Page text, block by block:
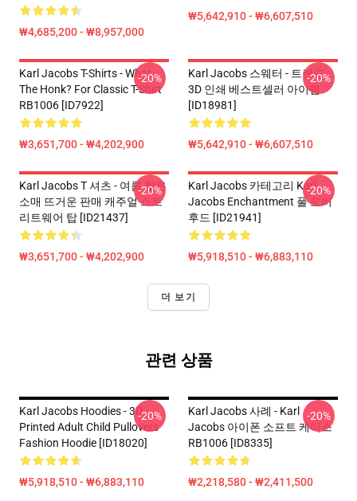
₩4,685,200 - ₩8,957,000
₩5,642,910 - ₩6,607,510
Karl Jacobs T-Shirts - What
The Honk? For Classic T-Shirt
RB1006 [ID7922]
₩3,651,700 - ₩4,202,900
-20%
Karl Jacobs 스웨터 - 트렌드
3D 인쇄 베스트셀러 아이템
[ID18981]
₩5,642,910 - ₩6,607,510
-20%
Karl Jacobs T 셔츠 - 여름 짧은
소매 뜨거운 판매 캐주얼 스트
리트웨어 탑 [ID21437]
₩3,651,700 - ₩4,202,900
-20%
Karl Jacobs 카테고리 Karl
Jacobs Enchantment 풀 오버
후드 [ID21941]
₩5,918,510 - ₩6,883,110
-20%
더 보기
관련 상품
Karl Jacobs Hoodies - 3D
Printed Adult Child Pullovers
Fashion Hoodie [ID18020]
₩5,918,510 - ₩6,883,110
-20%
Karl Jacobs 사례 - Karl
Jacobs 아이폰 소프트 케이스
RB1006 [ID8335]
₩2,218,580 - ₩2,411,500
-20%